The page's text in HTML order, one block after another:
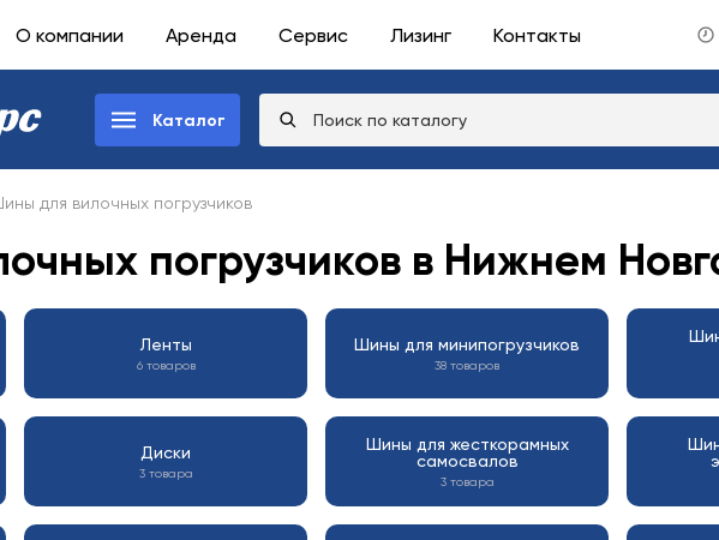
О компании Аренда Сервис Лизинг Контакты
Каталог
для вилочных погрузчиков
погрузчиков в Нижнем
Ленты
6 товаров
Шины для минипогрузчиков
38 товаров
Диски
3 товара
Шины для жесткорамных
самосвалов
3 товара